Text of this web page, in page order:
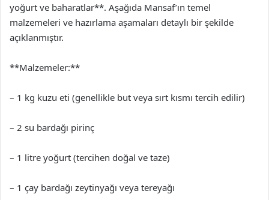
yoğurt ve baharatlar**. Aşağıda Mansaf’ın temel
malzemeleri ve hazırlama aşamaları detaylı bir şekilde
açıklanmıştır.
**Malzemeler:**
– 1 kg kuzu eti (genellikle but veya sırt kısmı tercih edilir)
– 2 su bardağı pirinç
– 1 litre yoğurt (tercihen doğal ve taze)
– 1 çay bardağı zeytinyağı veya tereyağı